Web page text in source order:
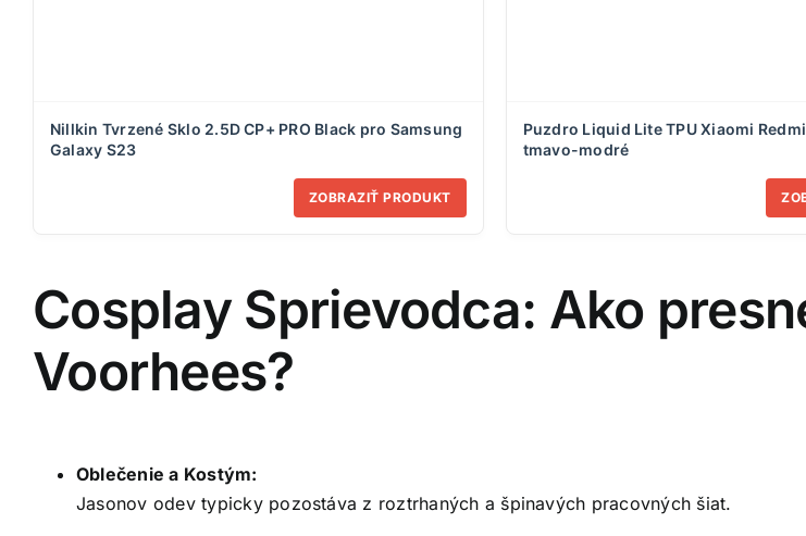
Nillkin Tvrzené Sklo 2.5D CP+ PRO Black pro Samsung
Galaxy S23
ZOBRAZIŤ PRODUKT
Puzdro Liquid Lite TPU Xiaomi
tmavo-modré
Cosplay Sprievodca: Ako
Voorhees?
Oblečenie a Kostým:
Jasonov odev typicky pozostáva z roztrhaných a špinavých pracovných šiat.